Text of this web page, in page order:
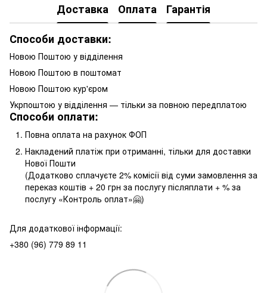
Доставка Оплата
Гарантія
Способи доставки:
Новою Поштою у відділення
Новою Поштою в поштомат
Новою Поштою кур'єром
Укрпоштою у відділення — тільки за повною передплатою
Способи оплати:
Повна оплата на рахунок ФОП
Накладений платіж при отриманні, тільки для доставки
Нової Пошти
(Додатково сплачуєте 2% комісії від суми замовлення за
переказ коштів + 20 грн за послугу післяплати + % за
послугу «Контроль оплат»🤗)
Для додаткової інформації:
+380 (96) 779 89 11